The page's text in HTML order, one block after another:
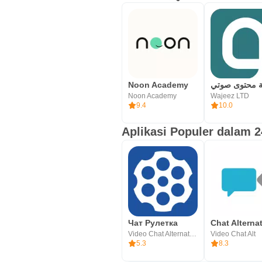
Noon Academy
Noon Academy
9.4
Wajeez LTD
10.0
Aplikasi Populer dalam
Чат Рулетка
5.3
Video Chat Alt
8.3